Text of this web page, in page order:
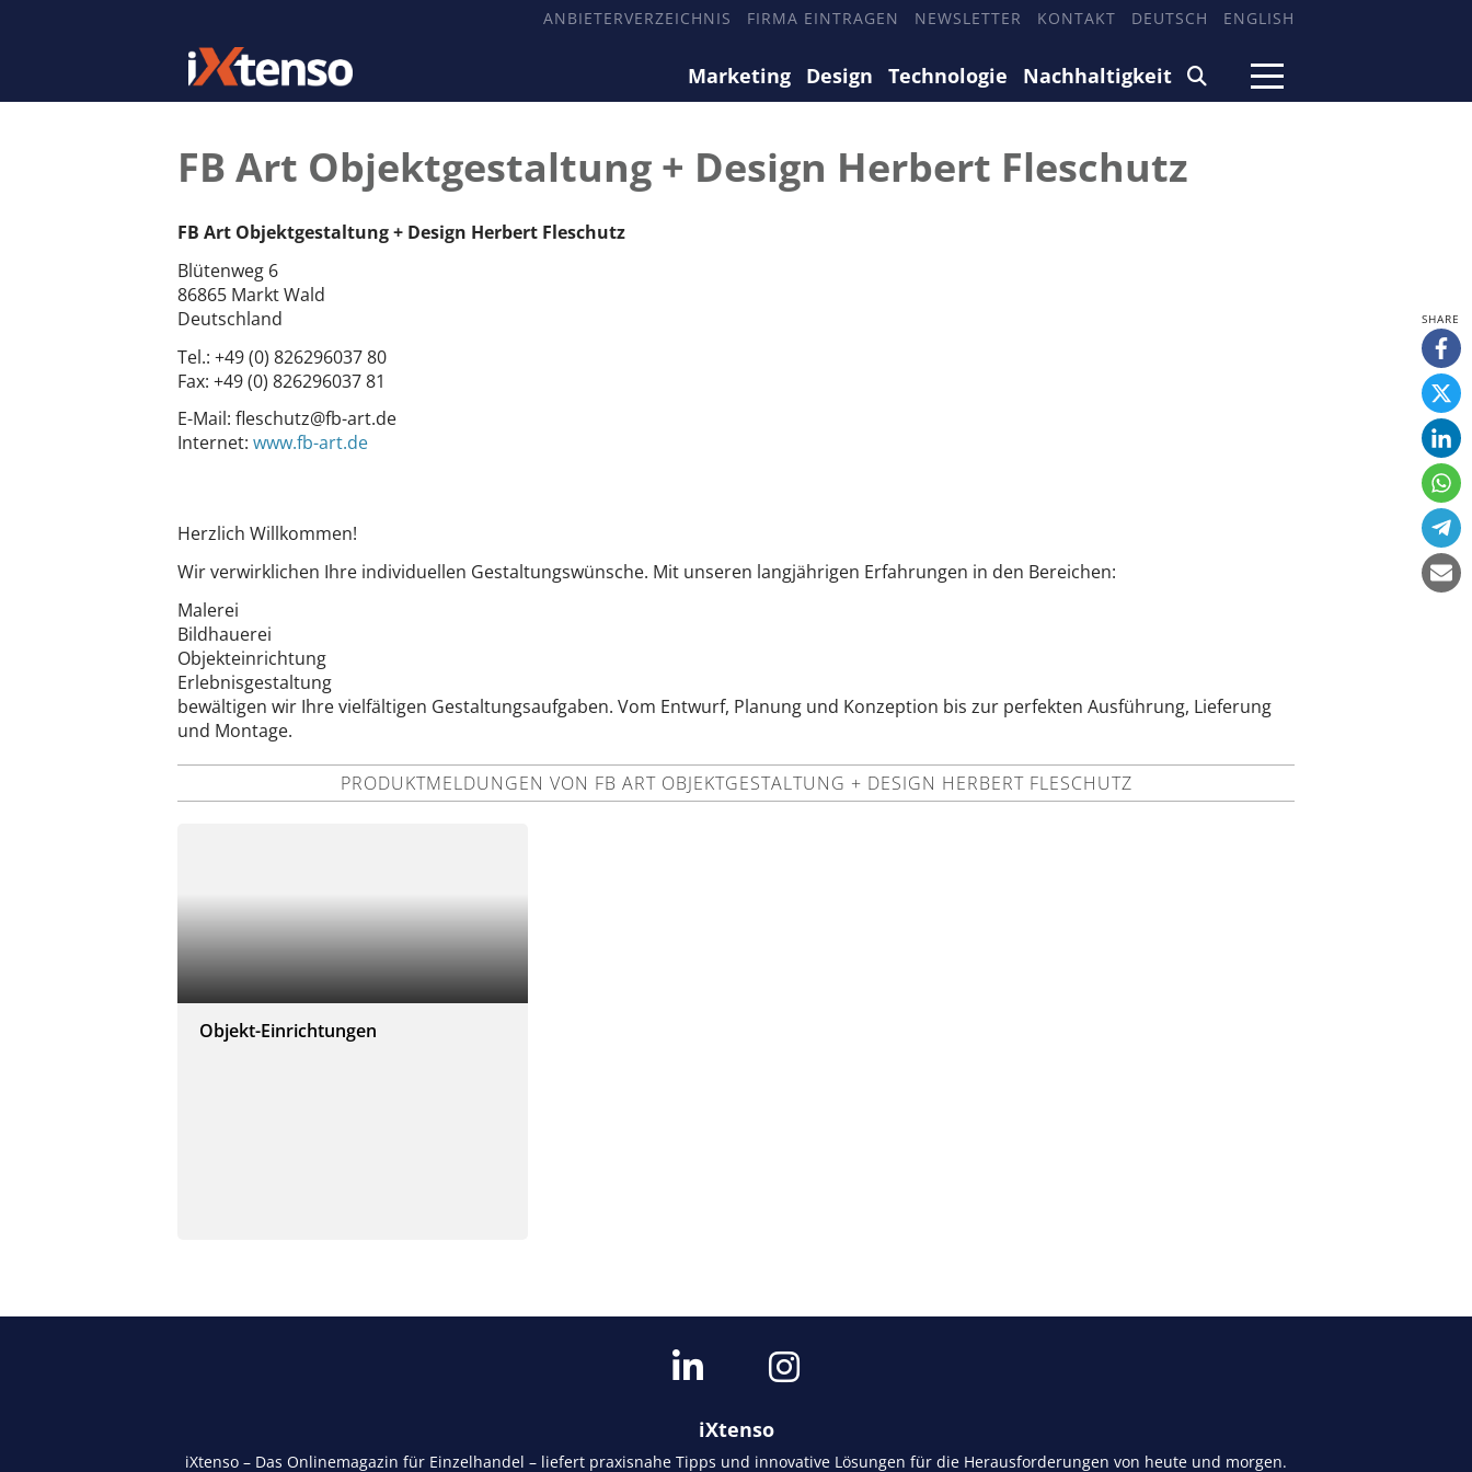
ANBIETERVERZEICHNIS FIRMA EINTRAGEN NEWSLETTER KONTAKT DEUTSCH ENGLISH
Marketing Design Technologie Nachhaltigkeit
FB Art Objektgestaltung + Design Herbert Fleschutz
FB Art Objektgestaltung + Design Herbert Fleschutz
Blütenweg 6
86865 Markt Wald
Deutschland
Tel.: +49 (0) 826296037 80
Fax: +49 (0) 826296037 81
E-Mail: fleschutz@fb-art.de
Internet: www.fb-art.de
Herzlich Willkommen!
Wir verwirklichen Ihre individuellen Gestaltungswünsche. Mit unseren langjährigen Erfahrungen in den Bereichen:
Malerei
Bildhauerei
Objekteinrichtung
Erlebnisgestaltung
bewältigen wir Ihre vielfältigen Gestaltungsaufgaben. Vom Entwurf, Planung und Konzeption bis zur perfekten Ausführung, Lieferung
und Montage.
PRODUKTMELDUNGEN VON FB ART OBJEKTGESTALTUNG + DESIGN HERBERT FLESCHUTZ
Objekt-Einrichtungen
iXtenso
iXtenso – Das Onlinemagazin für Einzelhandel – liefert praxisnahe Tipps und innovative Lösungen für die Herausforderungen von heute und morgen.